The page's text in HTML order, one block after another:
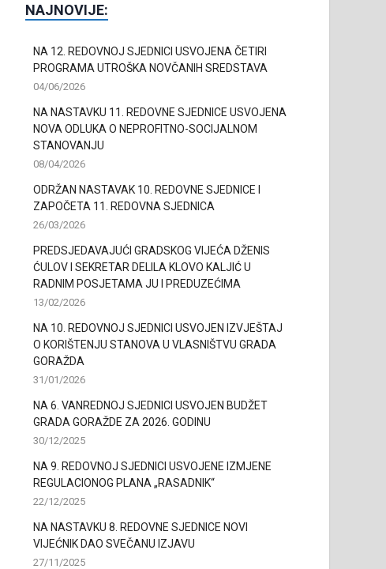
NAJNOVIJE:
NA 12. REDOVNOJ SJEDNICI USVOJENA ČETIRI
PROGRAMA UTROŠKA NOVČANIH SREDSTAVA
04/06/2026
NA NASTAVKU 11. REDOVNE SJEDNICE USVOJENA
NOVA ODLUKA O NEPROFITNO-SOCIJALNOM
STANOVANJU
08/04/2026
ODRŽAN NASTAVAK 10. REDOVNE SJEDNICE I
ZAPOČETA 11. REDOVNA SJEDNICA
26/03/2026
PREDSJEDAVAJUĆI GRADSKOG VIJEĆA DŽENIS
ĆULOV I SEKRETAR DELILA KLOVO KALJIĆ U
RADNIM POSJETAMA JU I PREDUZEĆIMA
13/02/2026
NA 10. REDOVNOJ SJEDNICI USVOJEN IZVJEŠTAJ
O KORIŠTENJU STANOVA U VLASNIŠTVU GRADA
GORAŽDA
31/01/2026
NA 6. VANREDNOJ SJEDNICI USVOJEN BUDŽET
GRADA GORAŽDE ZA 2026. GODINU
30/12/2025
NA 9. REDOVNOJ SJEDNICI USVOJENE IZMJENE
REGULACIONOG PLANA „RASADNIK“
22/12/2025
NA NASTAVKU 8. REDOVNE SJEDNICE NOVI
VIJEĆNIK DAO SVEČANU IZJAVU
27/11/2025